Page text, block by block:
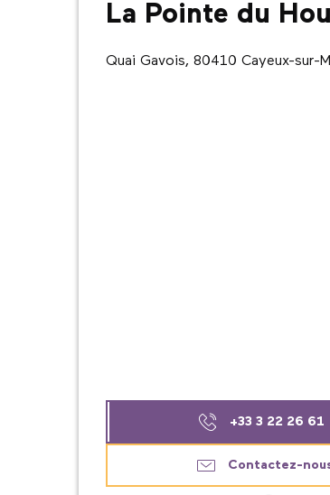
La Pointe du
Quai Gavois, 80410 Cayeux-sur-
+33 3 22 26 61
Contactez-